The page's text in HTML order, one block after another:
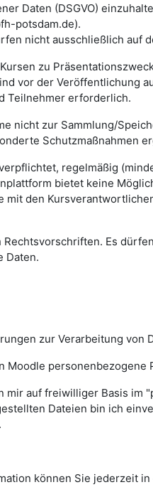
Daten (DSGVO)
potsdam.de).
nicht ausschließlich auf
zu
vor der Veröffentlichung
Teilnehmer erforderlich.
nicht zur Sammlung/
Schutzmaßnahmen
regelmäßig
bietet keine
mit den
Rechtsvorschriften. Es
Daten.
zur Verarbeitung
Moodle
mir auf freiwilliger Basis
Dateien bin ich
können Sie jederzeit